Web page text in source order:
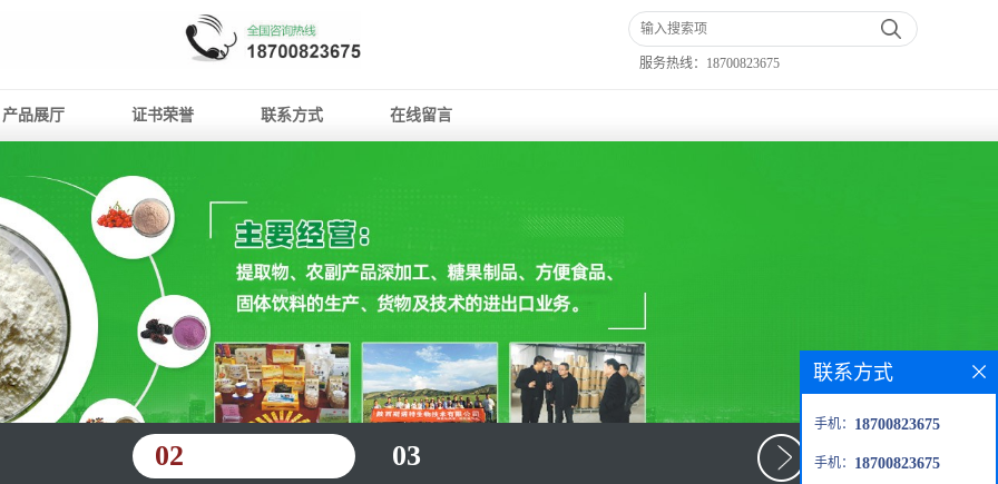
服务热线： 18700823675
产品展厅 证书荣誉 联系方式 在线留言
02 03
联系方式
手机： 18700823675
手机： 18700823675